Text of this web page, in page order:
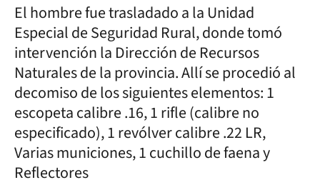
El hombre fue trasladado a la Unidad
Especial de Seguridad Rural, donde tomó
intervención la Dirección de Recursos
Naturales de la provincia. Allí se procedió al
decomiso de los siguientes elementos: 1
escopeta calibre .16, 1 rifle (calibre no
especificado), 1 revólver calibre .22 LR,
Varias municiones, 1 cuchillo de faena y
Reflectores